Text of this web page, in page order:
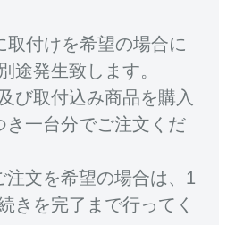
取付けを希望の場合に
途発生致します。
び取付込み商品を購入
き一台分でご注文くだ
文を希望の場合は、1
きを完了まで行ってく